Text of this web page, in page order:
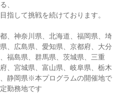
、
指して挑戦を続けております。
、神奈川県、北海道、福岡県、埼
、広島県、愛知県、京都府、大分
福島県、群馬県、茨城県、三重
、宮城県、富山県、岐阜県、栃木
静岡県※本プログラムの開催地で
勤務地です